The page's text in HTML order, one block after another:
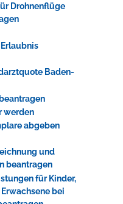
Drohnenflüge
Baden-
werden
abgeben
und
beantragen
für Kinder,
bei